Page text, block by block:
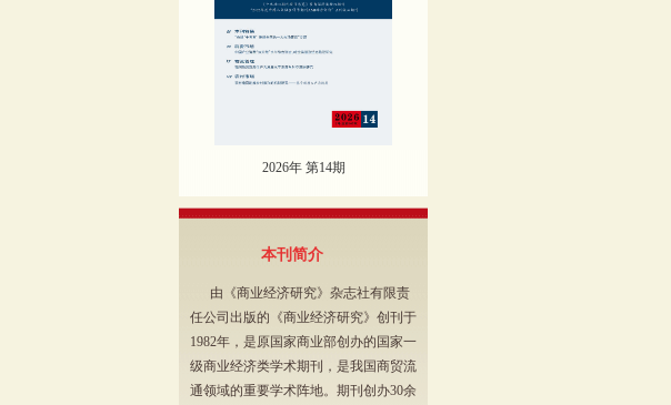
2026年 第14期
本刊简介
由《商业经济研究》杂志社有限责
任公司出版的《商业经济研究》创刊于
1982年，是原国家商业部创办的国家一
级商业经济类学术期刊，是我国商贸流
通领域的重要学术阵地。期刊创办30余